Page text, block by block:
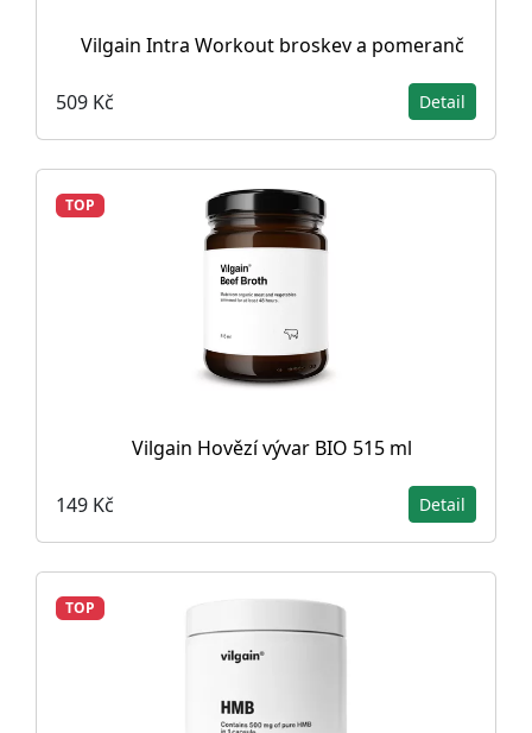
Vilgain Intra Workout broskev a pomeranč
509 Kč Detail
TOP
Vilgain Hovězí vývar BIO 515 ml
149 Kč Detail
TOP